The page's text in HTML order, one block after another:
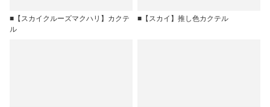
■【スカイクルーズマクハリ】カクテ
ル
■【スカイ】推し色カクテル